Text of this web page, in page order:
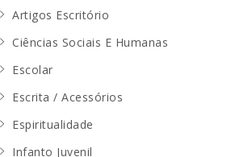
Artigos Escritório
Ciências Sociais E Humanas
Escolar
Escrita / Acessórios
Espiritualidade
Infanto Juvenil